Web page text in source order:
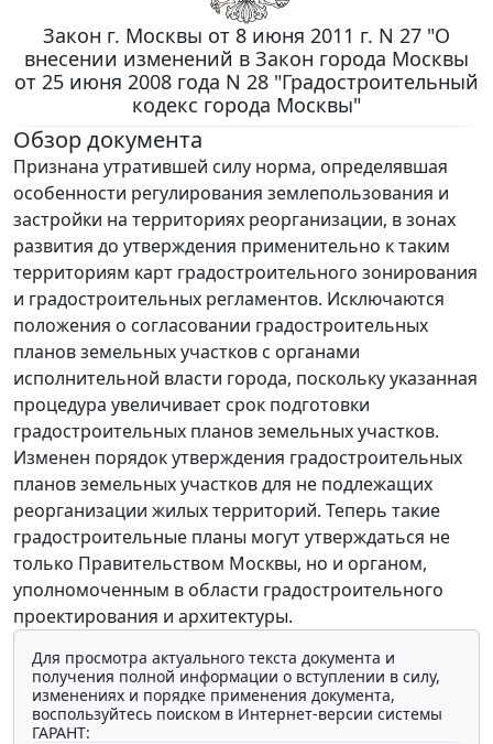
Закон г. Москвы от 8 июня 2011 г. N 27 "О
внесении изменений в Закон города Москвы
от 25 июня 2008 года N 28 "Градостроительный
кодекс города Москвы"
Обзор документа
Признана утратившей силу норма, определявшая
особенности регулирования землепользования и
застройки на территориях реорганизации, в зонах
развития до утверждения применительно к таким
территориям карт градостроительного зонирования
и градостроительных регламентов. Исключаются
положения о согласовании градостроительных
планов земельных участков с органами
исполнительной власти города, поскольку указанная
процедура увеличивает срок подготовки
градостроительных планов земельных участков.
Изменен порядок утверждения градостроительных
планов земельных участков для не подлежащих
реорганизации жилых территорий. Теперь такие
градостроительные планы могут утверждаться не
только Правительством Москвы, но и органом,
уполномоченным в области градостроительного
проектирования и архитектуры.
Для просмотра актуального текста документа и
получения полной информации о вступлении в силу,
изменениях и порядке применения документа,
воспользуйтесь поиском в Интернет-версии системы
ГАРАНТ: